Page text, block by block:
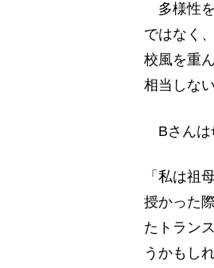
多様性を
ではなく
校風を重
相当しな
Bさんは
「私は祖
授かった
たトラン
うかもし